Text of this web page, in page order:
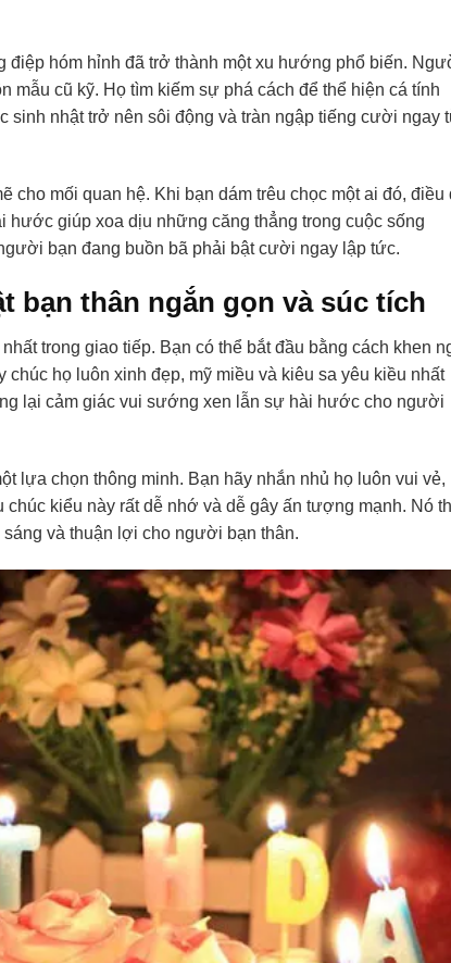
điệp hóm hỉnh đã trở thành một xu hướng phổ biến.
mẫu cũ kỹ. Họ tìm kiếm sự phá cách để thể hiện cá tính
sinh nhật trở nên sôi động và tràn ngập tiếng cười ngay
cho mối quan hệ. Khi bạn dám trêu chọc một ai đó, điều
giúp xoa dịu những căng thẳng trong cuộc sống
bạn đang buồn bã phải bật cười ngay lập tức.
bạn thân ngắn gọn và súc tích
trong giao tiếp. Bạn có thể bắt đầu bằng cách khen
họ luôn xinh đẹp, mỹ miều và kiêu sa yêu kiều nhất
lại cảm giác vui sướng xen lẫn sự hài hước cho người
lựa chọn thông minh. Bạn hãy nhắn nhủ họ luôn vui vẻ,
kiểu này rất dễ nhớ và dễ gây ấn tượng mạnh. Nó
và thuận lợi cho người bạn thân.